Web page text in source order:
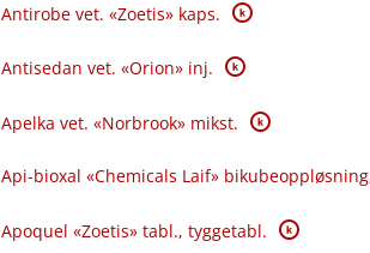
Antirobe vet. «Zoetis» kaps. K
Antisedan vet. «Orion» inj. K
Apelka vet. «Norbrook» mikst. K
Api-bioxal «Chemicals Laif»
Apoquel «Zoetis» tabl., tyggetabl. K